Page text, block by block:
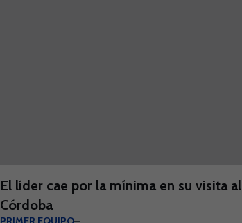
El líder cae por la mínima en su visita al
Córdoba